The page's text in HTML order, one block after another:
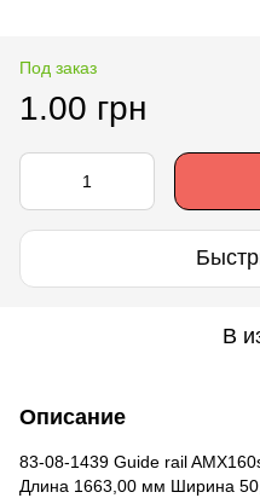
Под заказ
1.00 грн
В
Описание
83-08-1439 Guide rail
Длина 1663,00 мм Ширина